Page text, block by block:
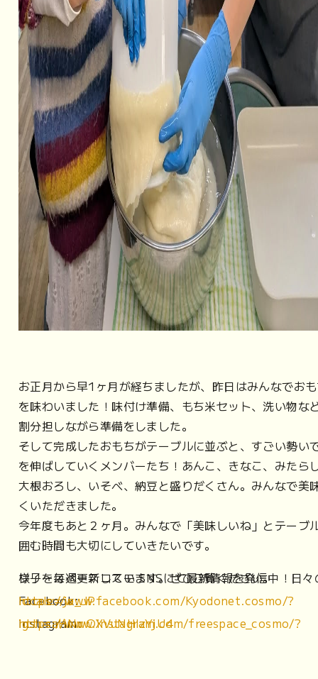
お正月から早1ヶ月が経ちましたが、昨日はみんなでお
を味わいました！味付け準備、もち米セット、洗い物な
割分担しながら準備をしました。
そして完成したおもちがテーブルに並ぶと、すごい勢い
を伸ばしていくメンバーたち！あんこ、きなこ、みたら
大根おろし、いそべ、納豆と盛りだくさん。みんなで美
くいただきました。
今年度もあと２ヶ月。みんなで「美味しいね」とテーブ
囲む時間も大切にしていきたいです。
フリースペースコスモ SNSにて最新情報を発信中！日々の様子を毎週更新しています。ぜひご覧ください。
Facebook:
https://www.facebook.com/Kyodonet.cosmo/?locale=ja_JP
Instagram:
https://www.instagram.com/freespace_cosmo/?igsh=aHNwOXVuNHlzYjU4